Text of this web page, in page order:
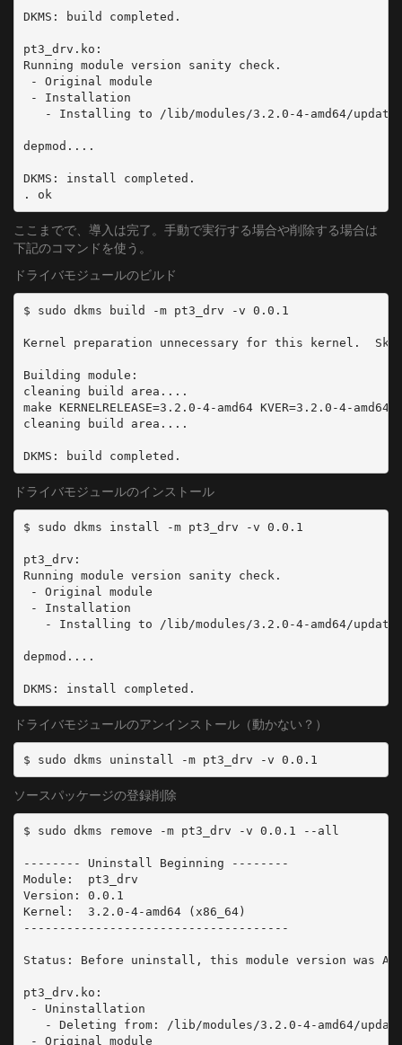
DKMS: build completed.
pt3_drv.ko:
Running module version sanity check.
- Original module
- Installation
- Installing to /lib/modules/3.2.0-4-amd64/
depmod....
DKMS: install completed.
. ok
ここまでで、導入は完了。手動で実行する場合や削除する場合は
下記のコマンドを使う。
ドライバモジュールのビルド
$ sudo dkms build -m pt3_drv -v 0.0.1
Kernel preparation unnecessary for this kernel.
Building module:
cleaning build area....
make KERNELRELEASE=3.2.0-4-amd64 KVER=3.2.0-4-
cleaning build area....
DKMS: build completed.
ドライバモジュールのインストール
$ sudo dkms install -m pt3_drv -v 0.0.1
pt3_drv:
Running module version sanity check.
- Original module
- Installation
- Installing to /lib/modules/3.2.0-4-amd64/
depmod....
DKMS: install completed.
ドライバモジュールのアンインストール（動かない？）
$ sudo dkms uninstall -m pt3_drv -v 0.0.1
ソースパッケージの登録削除
$ sudo dkms remove -m pt3_drv -v 0.0.1 --all
-------- Uninstall Beginning --------
Module:  pt3_drv
Version: 0.0.1
Kernel:  3.2.0-4-amd64 (x86_64)
-------------------------------------
Status: Before uninstall, this module version was
pt3_drv.ko:
- Uninstallation
- Deleting from: /lib/modules/3.2.0-4-amd64/
- Original module